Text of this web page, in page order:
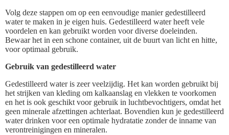
Volg deze stappen om op een eenvoudige manier gedestilleerd
water te maken in je eigen huis. Gedestilleerd water heeft vele
voordelen en kan gebruikt worden voor diverse doeleinden.
Bewaar het in een schone container, uit de buurt van licht en hitte,
voor optimaal gebruik.
Gebruik van gedestilleerd water
Gedestilleerd water is zeer veelzijdig. Het kan worden gebruikt bij
het strijken van kleding om kalkaanslag en vlekken te voorkomen
en het is ook geschikt voor gebruik in luchtbevochtigers, omdat het
geen minerale afzettingen achterlaat. Bovendien kun je gedestilleerd
water drinken voor een optimale hydratatie zonder de inname van
verontreinigingen en mineralen.